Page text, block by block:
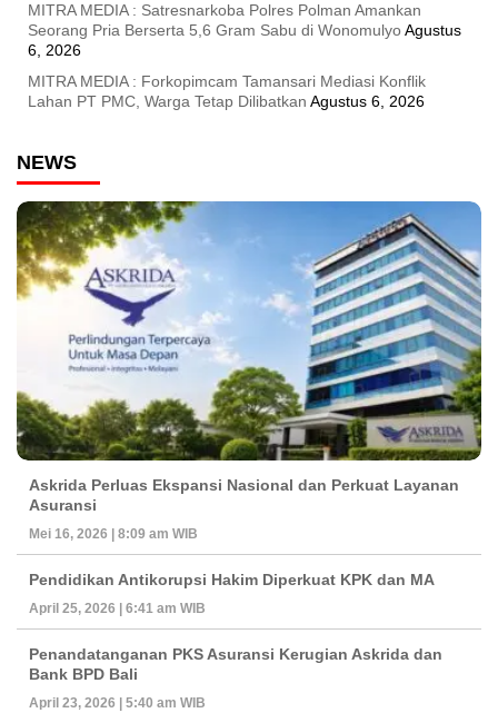
MITRA MEDIA : Satresnarkoba Polres Polman Amankan
Seorang Pria Berserta 5,6 Gram Sabu di WonomulyoAgustus
6, 2026
MITRA MEDIA : Forkopimcam Tamansari Mediasi Konflik
Lahan PT PMC, Warga Tetap Dilibatkan Agustus 6, 2026
NEWS
Askrida Perluas Ekspansi Nasional dan Perkuat Layanan
Asuransi
Mei 16, 2026 | 8:09 am WIB
Pendidikan Antikorupsi Hakim Diperkuat KPK dan MA
April 25, 2026 | 6:41 am WIB
Penandatanganan PKS Asuransi Kerugian Askrida dan
Bank BPD Bali
April 23, 2026 | 5:40 am WIB